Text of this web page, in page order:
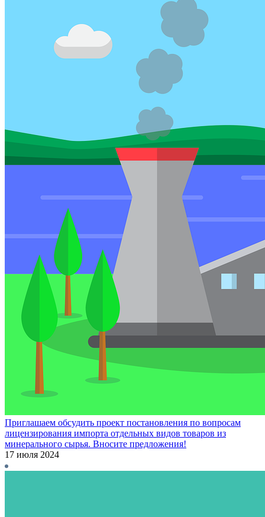
Приглашаем обсудить проект постановления по вопросам
лицензирования импорта отдельных видов товаров из
минерального сырья. Вносите предложения!
17 июля 2024